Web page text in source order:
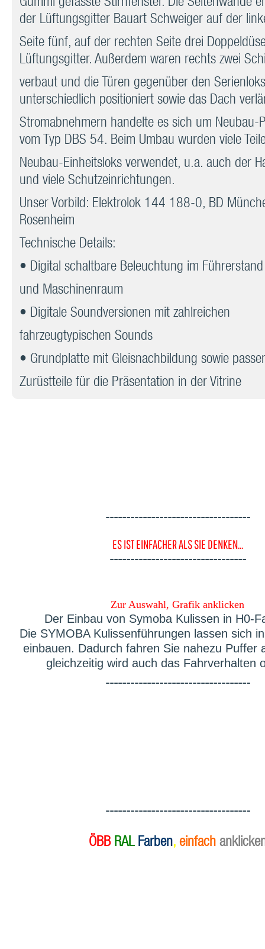
der Lüftungsgitter Bauart Schweiger auf der
Seite fünf, auf der rechten Seite drei
Lüftungsgitter. Außerdem waren rechts zwei
verbaut und die Türen gegenüber den Serienloks
unterschiedlich positioniert sowie das Dach
Stromabnehmern handelte es sich um Neubau-
vom Typ DBS 54. Beim Umbau wurden viele
Neubau-Einheitsloks verwendet, u.a. auch der
und viele Schutzeinrichtungen.
Unser Vorbild: Elektrolok 144 188-0, BD
Rosenheim
Technische Details:
• Digital schaltbare Beleuchtung im Führerstand
und Maschinenraum
• Digitale Soundversionen mit zahlreichen
fahrzeugtypischen Sounds
• Grundplatte mit Gleisnachbildung sowie
Zurüstteile für die Präsentation in der Vitrine
-----------------------------------
ES IST EINFACHER ALS SIE DENKEN...
---------------------------------
Zur Auswahl, Grafik anklicken
Der Einbau von Symoba Kulissen in H0-
Die SYMOBA Kulissenführungen lassen sich
einbauen. Dadurch fahren Sie nahezu Puffer
gleichzeitig wird auch das Fahrverhalten
-----------------------------------
-----------------------------------
ÖBB RAL Farben, einfach